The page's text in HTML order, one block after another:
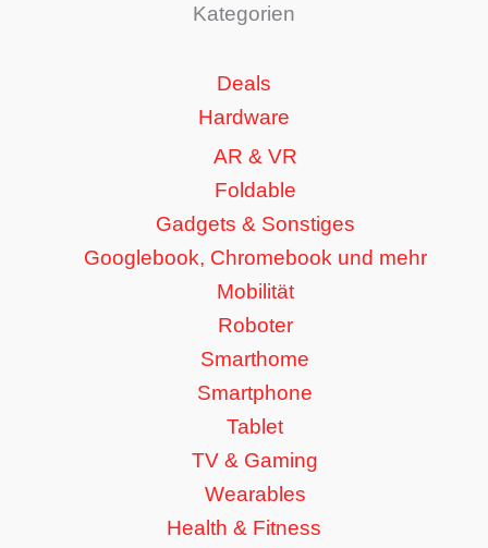
Kategorien
Deals
Hardware
AR & VR
Foldable
Gadgets & Sonstiges
Googlebook, Chromebook und mehr
Mobilität
Roboter
Smarthome
Smartphone
Tablet
TV & Gaming
Wearables
Health & Fitness